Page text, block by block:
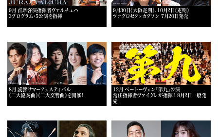
9月 首席客演指揮者ヴァルチュハ
3プログラム・5公演を指揮
9月30日《大阪定期》、10月2日《定期》
ツァグロゼク×カプソン 7月20日発売
8月 読響サマーフェスティバル
《三大協奏曲》《三大交響曲》を開催！
12月 ベートーヴェン「第九」公演
常任指揮者ヴァイグレが指揮！ 8月2日一般発
売